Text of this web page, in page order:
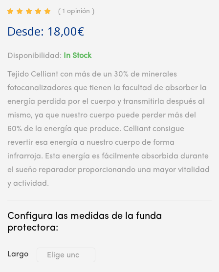
( 1 opinión )
Desde: 18,00€
Disponibilidad: In Stock
Tejido Celliant con más de un 30% de minerales
fotocanalizadores que tienen la facultad de absorber la
energía perdida por el cuerpo y transmitirla después al
mismo, ya que nuestro cuerpo puede perder más del
60% de la energía que produce. Celliant consigue
revertir esa energía a nuestro cuerpo de forma
infrarroja. Esta energía es fácilmente absorbida durante
el sueño reparador proporcionando una mayor vitalidad
y actividad.
Configura las medidas de la funda
protectora:
Largo